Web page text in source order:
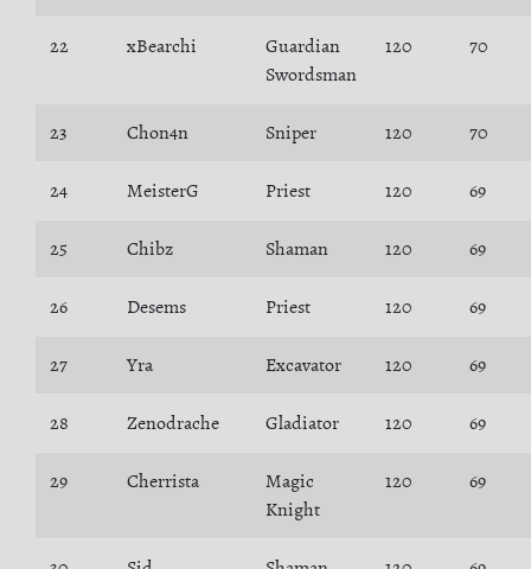
22 xBearchi
Guardian
Swordsman
120 70
23 Chon4n Sniper 120 70
24 MeisterG Priest 120 69
25 Chibz Shaman 120 69
26 Desems Priest 120 69
27 Yra Excavator 120 69
28 Zenodrache Gladiator 120 69
29 Cherrista
Magic
Knight
120 69